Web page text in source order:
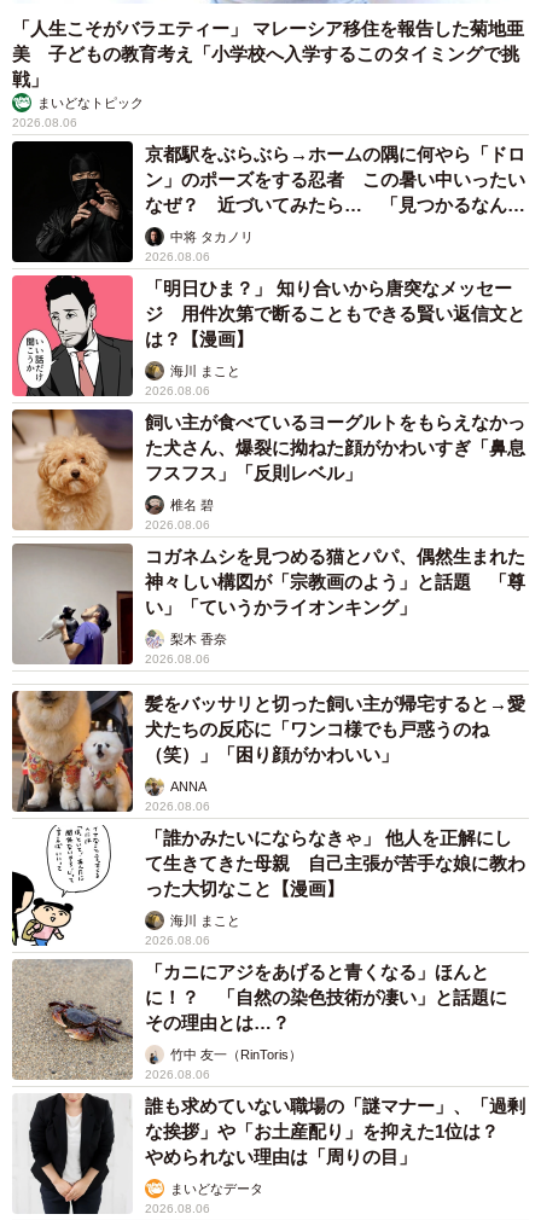
5/7
冬場はぬるま湯で水分補給
21才になり、ドライフードを口にしなくなってからはシニ
ア向けのウェットフードやペースト状の舐める栄養食を与
えている。
「幸は頑固なので、昨日まで好きだったものでも嫌と思っ
たら一切食べません。食べてくれないのは困るので、食べ
たいというものをできる限りあげています」
なお、飼い主さん夫婦は自営業であるため、幸ちゃんを職
場へ連れて行き、ひとりぼっちにさせないように気を付け
ているそう。仕事中、幸ちゃんは適温に保たれた事務所で
まったりと過ごす。
「人生こそがバラエティー」 マレーシア移住を報告した菊地亜
美 子どもの教育考え「小学校へ入学するこのタイミングで挑
戦」
まいどなトピック
2026.08.06
京都駅をぶらぶら→ホームの隅に何やら「ドロ
ン」のポーズをする忍者 この暑い中いったい
なぜ？ 近づいてみたら… 「見つかるなんて
未熟」中将 タカノリ
2026.08.06
「明日ひま？」 知り合いから唐突なメッセー
ジ 用件次第で断ることもできる賢い返信文と
は？【漫画】
海川 まこと
2026.08.06
飼い主が食べているヨーグルトをもらえなかっ
た犬さん、爆裂に拗ねた顔がかわいすぎ「鼻息
フスフス」「反則レベル」
椎名 碧
2026.08.06
コガネムシを見つめる猫とパパ、偶然生まれた
神々しい構図が「宗教画のよう」と話題 「尊
い」「ていうかライオンキング」
梨木 香奈
2026.08.06
髪をバッサリと切った飼い主が帰宅すると→愛
犬たちの反応に「ワンコ様でも戸惑うのね
（笑）」「困り顔がかわいい」
ANNA
2026.08.06
「誰かみたいにならなきゃ」 他人を正解にし
て生きてきた母親 自己主張が苦手な娘に教わ
った大切なこと【漫画】
海川 まこと
2026.08.06
「カニにアジをあげると青くなる」ほんと
に！？ 「自然の染色技術が凄い」と話題に
その理由とは…？
竹中 友一（RinToris）
2026.08.06
誰も求めていない職場の「謎マナー」、「過剰
な挨拶」や「お土産配り」を抑えた1位は？
やめられない理由は「周りの目」
まいどなデータ
2026.08.06